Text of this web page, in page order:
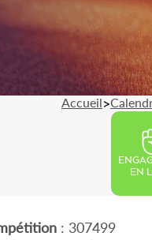
Accueil>
EN
: 307499